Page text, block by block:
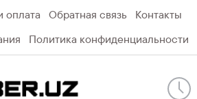
оплата Обратная связь
Контакты
Политика конфиденциальности